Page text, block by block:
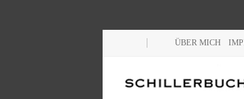
ÜBER MICH